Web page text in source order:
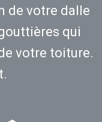
de votre dalle
qui
votre toiture.